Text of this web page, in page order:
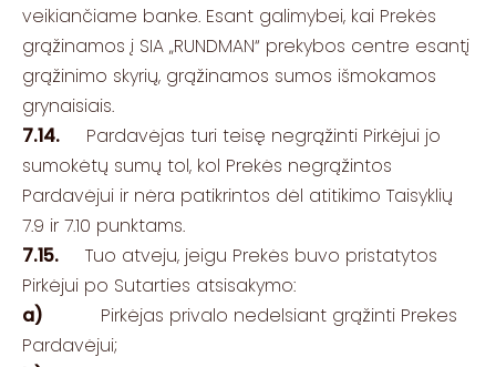
veikiančiame banke. Esant galimybei, kai Prekės
grąžinamos į SIA „RUNDMAN“ prekybos centre esantį
grąžinimo skyrių, grąžinamos sumos išmokamos
grynaisiais.
7.14. Pardavėjas turi teisę negrąžinti Pirkėjui jo
sumokėtų sumų tol, kol Prekės negrąžintos
Pardavėjui ir nėra patikrintos dėl atitikimo Taisyklių
7.9 ir 7.10 punktams.
7.15. Tuo atveju, jeigu Prekės buvo pristatytos
Pirkėjui po Sutarties atsisakymo:
a) Pirkėjas privalo nedelsiant grąžinti Prekes
Pardavėjui;